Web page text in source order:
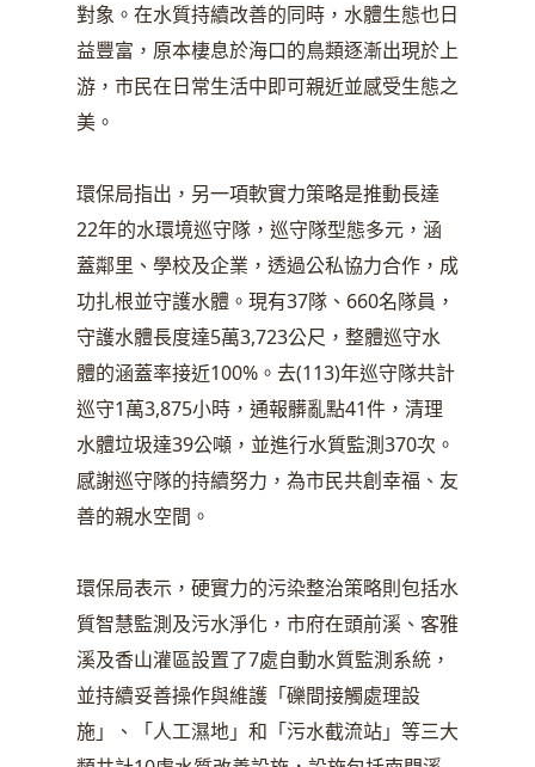
對象。在水質持續改善的同時，水體生態也日
益豐富，原本棲息於海口的鳥類逐漸出現於上
游，市民在日常生活中即可親近並感受生態之
美。
環保局指出，另一項軟實力策略是推動長達
22年的水環境巡守隊，巡守隊型態多元，涵
蓋鄰里、學校及企業，透過公私協力合作，成
功扎根並守護水體。現有37隊、660名隊員，
守護水體長度達5萬3,723公尺，整體巡守水
體的涵蓋率接近100%。去(113)年巡守隊共計
巡守1萬3,875小時，通報髒亂點41件，清理
水體垃圾達39公噸，並進行水質監測370次。
感謝巡守隊的持續努力，為市民共創幸福、友
善的親水空間。
環保局表示，硬實力的污染整治策略則包括水
質智慧監測及污水淨化，市府在頭前溪、客雅
溪及香山灌區設置了7處自動水質監測系統，
並持續妥善操作與維護「礫間接觸處理設
施」、「人工濕地」和「污水截流站」等三大